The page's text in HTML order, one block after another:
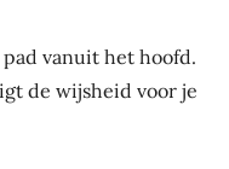
pad vanuit het hoofd.
de wijsheid voor je